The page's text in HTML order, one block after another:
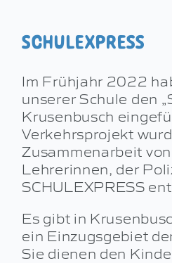
KONTAKT
SCHULEXPRESS
Im Frühjahr 2022
unserer Schule den
Krusenbusch
Verkehrsprojekt
Zusammenarbeit von
Lehrerinnen, der
SCHULEXPRESS
Es gibt in
ein Einzugsgebiet
Sie dienen den